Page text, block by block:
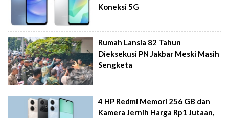
Koneksi 5G
Rumah Lansia 82 Tahun
Dieksekusi PN Jakbar Meski Masih
Sengketa
4 HP Redmi Memori 256 GB dan
Kamera Jernih Harga Rp1 Jutaan,